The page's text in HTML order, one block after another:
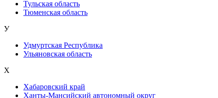
Тульская область
Тюменская область
У
Удмуртская Республика
Ульяновская область
Х
Хабаровский край
Ханты-Мансийский автономный округ